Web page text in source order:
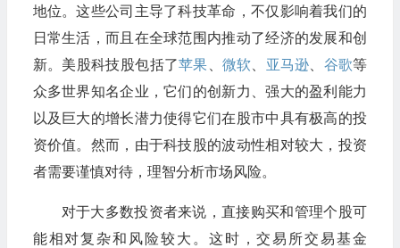
地位。这些公司主导了科技革命，不仅影响着我们的
日常生活，而且在全球范围内推动了经济的发展和创
新。美股科技股包括了苹果 、微软 亚马逊、 谷歌等
众多世界知名企业，它们的创新力、强大的盈利能力
以及巨大的增长潜力使得它们在股市中具有极高的投
资价值。然而，由于科技股的波动性相对较大，投资
者需要谨慎对待，理智分析市场风险。
对于大多数投资者来说，直接购买和管理个股可
能相对复杂和风险较大。这时，交易所交易基金